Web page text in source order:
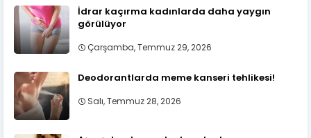
İdrar kaçırma kadınlarda daha yaygın
görülüyor
Çarşamba, Temmuz 29, 2026
Deodorantlarda meme kanseri tehlikesi!
Salı, Temmuz 28, 2026